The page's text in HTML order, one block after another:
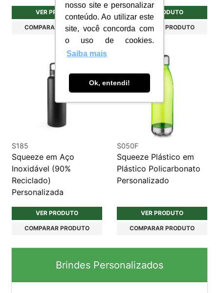
nosso site e personalizar
conteúdo. Ao utilizar este
site, você concorda com
o uso de cookies.
Saiba mais
Ok, entendi!
VER PRODUTO
COMPARAR PRODUTO
VER PRODUTO
COMPARAR PRODUTO
S185
Squeeze em Aço
Inoxidável (90%
Reciclado)
Personalizada
VER PRODUTO
COMPARAR PRODUTO
S050F
Squeeze Plástico em
Plástico Policarbonato
Personalizado
VER PRODUTO
COMPARAR PRODUTO
Brindes Personalizados